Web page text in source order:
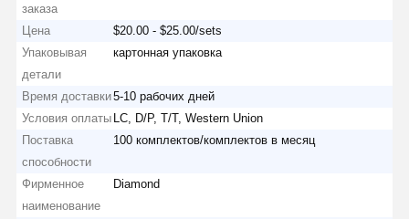
заказа
Цена
$20.00 - $25.00/sets
Упаковывая
детали
картонная упаковка
Время доставки5-10 рабочих дней
Условия оплаты LC, D/P, T/T, Western Union
Поставка
способности
100 комплектов/комплектов в месяц
Фирменное
наименование
Diamond